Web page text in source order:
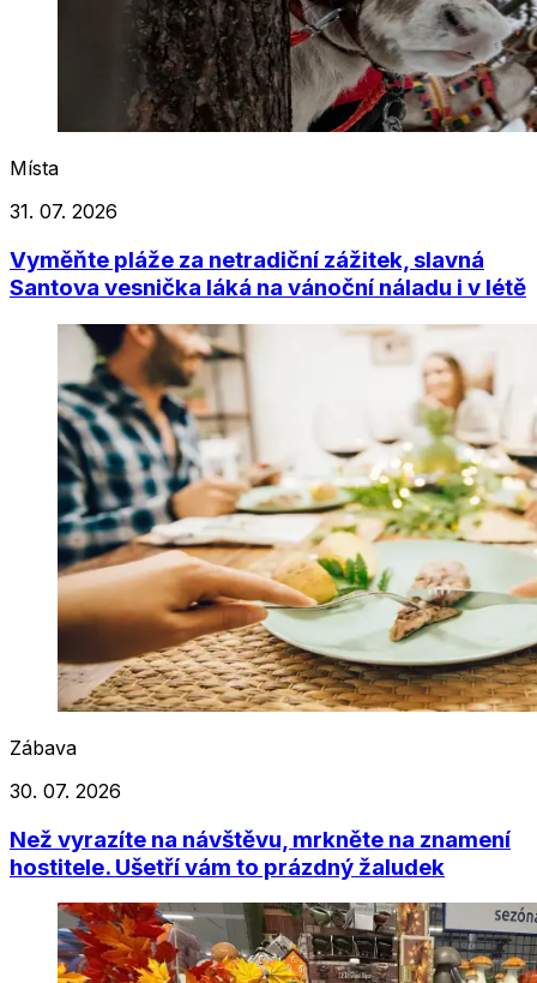
Místa
31. 07. 2026
Vyměňte pláže za netradiční zážitek, slavná
Santova vesnička láká na vánoční náladu i v létě
Zábava
30. 07. 2026
Než vyrazíte na návštěvu, mrkněte na znamení
hostitele. Ušetří vám to prázdný žaludek